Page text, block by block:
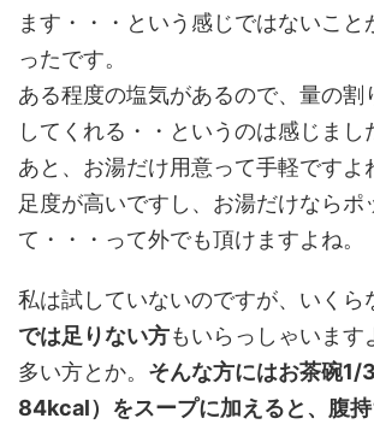
ます・・・という感じではないこと
ったです。
ある程度の塩気があるので、量の割
してくれる・・というのは感じまし
あと、お湯だけ用意って手軽ですよ
足度が高いですし、お湯だけならポ
て・・・って外でも頂けますよね。
私は試していないのですが、いくら
では足りない方もいらっしゃいます
多い方とか。 そんな方にはお茶碗1/
84kcal）をスープに加えると、腹